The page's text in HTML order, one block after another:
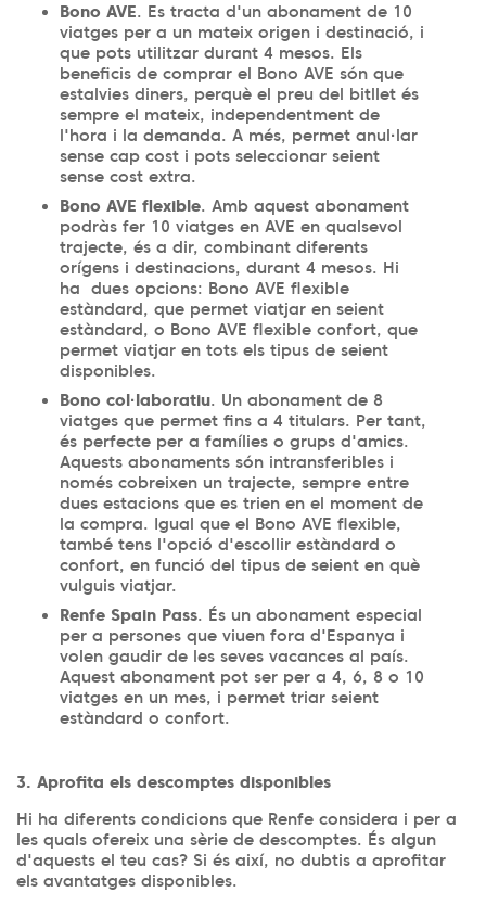
Bono AVE. Es tracta d'un abonament de 10
viatges per a un mateix origen i destinació, i
que pots utilitzar durant 4 mesos. Els
beneficis de comprar el Bono AVE són que
estalvies diners, perquè el preu del bitllet és
sempre el mateix, independentment de
l'hora i la demanda. A més, permet anul·lar
sense cap cost i pots seleccionar seient
sense cost extra.
Bono AVE flexible. Amb aquest abonament
podràs fer 10 viatges en AVE en qualsevol
trajecte, és a dir, combinant diferents
orígens i destinacions, durant 4 mesos. Hi
ha dues opcions: Bono AVE flexible
estàndard, que permet viatjar en seient
estàndard, o Bono AVE flexible confort, que
permet viatjar en tots els tipus de seient
disponibles.
Bono col·laboratiu. Un abonament de 8
viatges que permet fins a 4 titulars. Per tant,
és perfecte per a famílies o grups d'amics.
Aquests abonaments són intransferibles i
només cobreixen un trajecte, sempre entre
dues estacions que es trien en el moment de
la compra. Igual que el Bono AVE flexible,
també tens l'opció d'escollir estàndard o
confort, en funció del tipus de seient en què
vulguis viatjar.
Renfe Spain Pass. És un abonament especial
per a persones que viuen fora d'Espanya i
volen gaudir de les seves vacances al país.
Aquest abonament pot ser per a 4, 6, 8 o 10
viatges en un mes, i permet triar seient
estàndard o confort.
3. Aprofita els descomptes disponibles
Hi ha diferents condicions que Renfe considera i per a
les quals ofereix una sèrie de descomptes. És algun
d'aquests el teu cas? Si és així, no dubtis a aprofitar
els avantatges disponibles.